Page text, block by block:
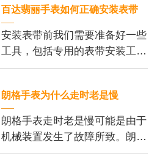
百达翡丽手表如何正确安装表带
安装表带前我们需要准备好一些
工具，包括专用的表带安装工
具、刻度尺和细尖钳。这些工具
带，并保证我们的操作
朗格手表为什么走时老是慢
朗格手表走时老是慢可能是由于
机械装置发生了故障所致。朗格
手表的机芯内部有许多精密的齿